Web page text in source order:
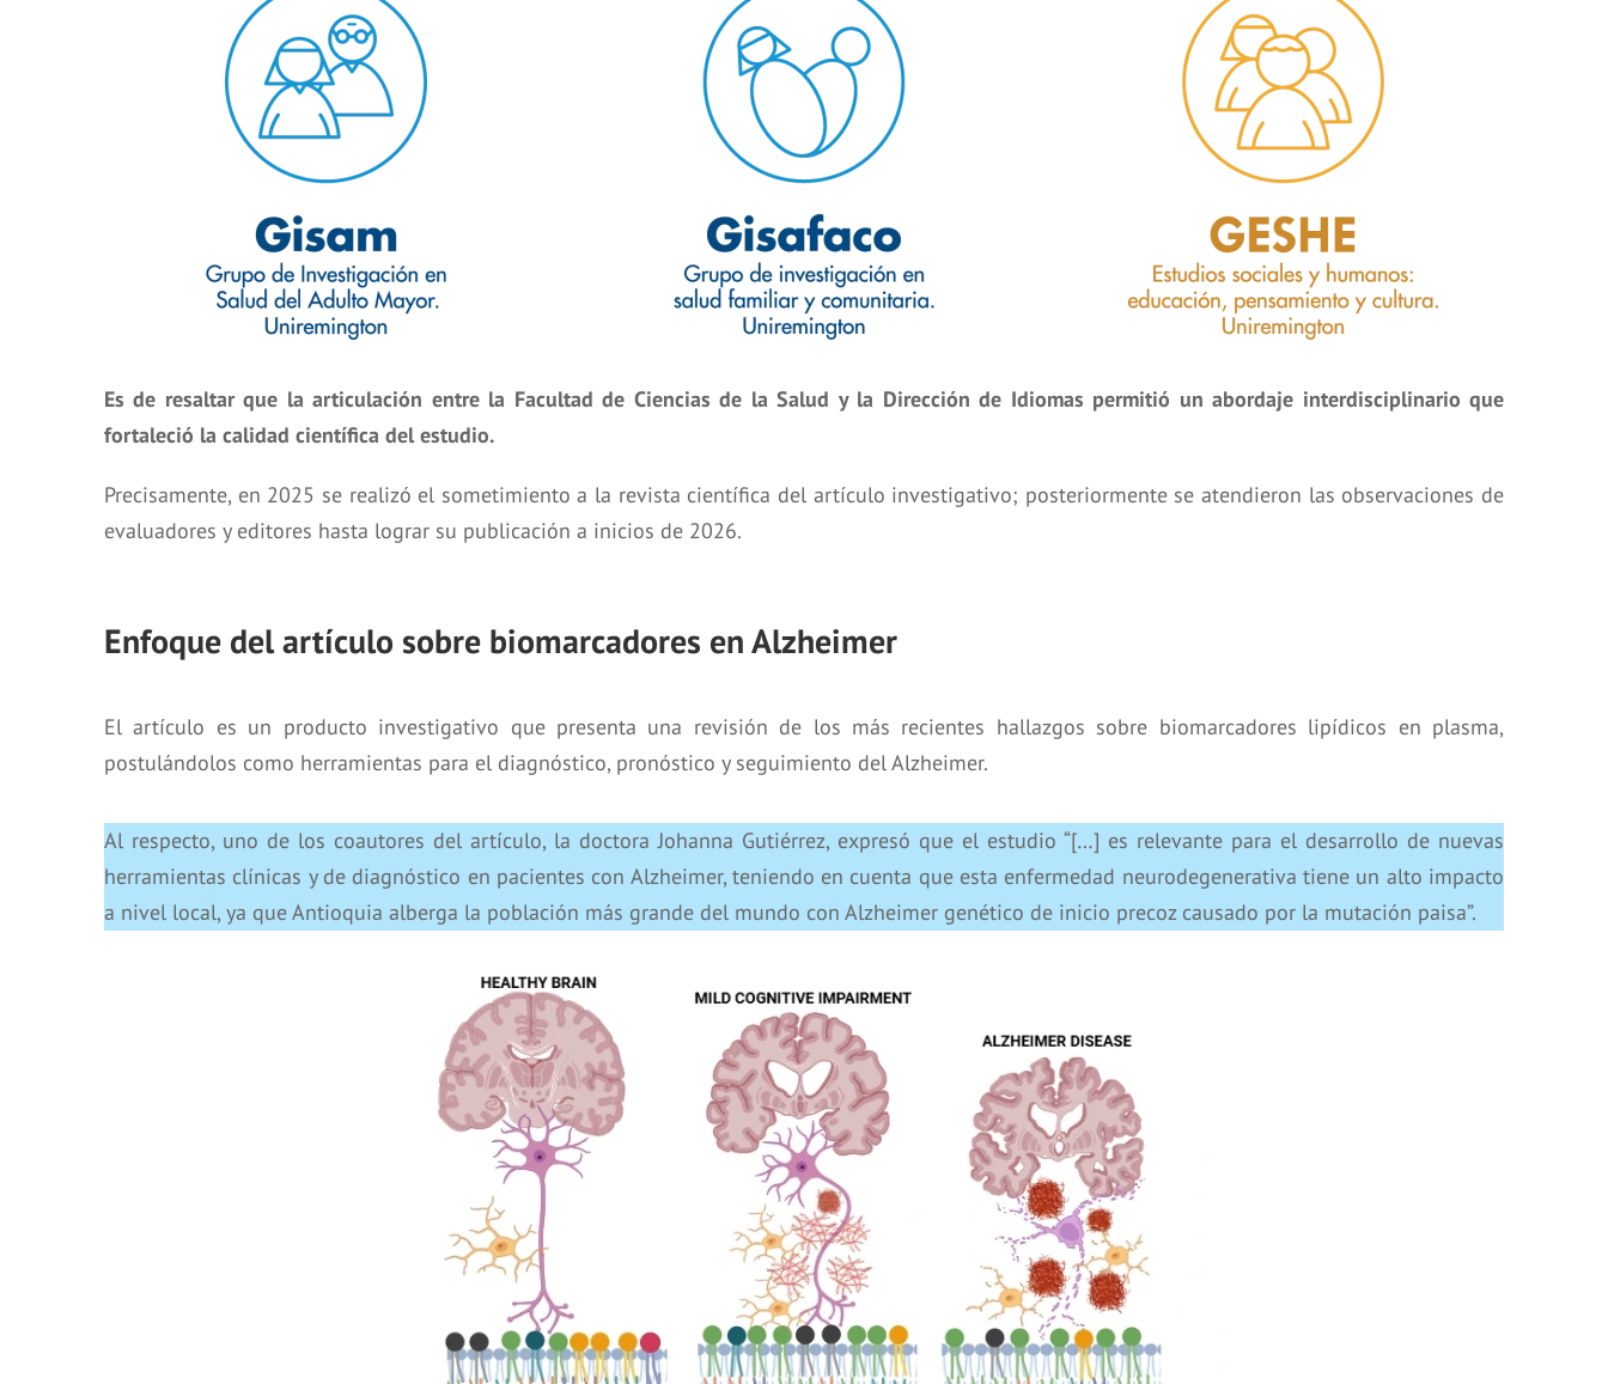
Es de resaltar que la articulación entre la Facultad de Ciencias de la Salud y la Dirección de Idiomas permitió un abordaje interdisciplinario que
fortaleció la calidad científica del estudio.
Precisamente, en 2025 se realizó el sometimiento a la revista científica del artículo investigativo; posteriormente se atendieron las observaciones de
evaluadores y editores hasta lograr su publicación a inicios de 2026.
Enfoque del artículo sobre biomarcadores en Alzheimer
El artículo es un producto investigativo que presenta una revisión de los más recientes hallazgos sobre biomarcadores lipídicos en plasma,
postulándolos como herramientas para el diagnóstico, pronóstico y seguimiento del Alzheimer.
Al respecto, uno de los coautores del artículo, la doctora Johanna Gutiérrez, expresó que el estudio “[…] es relevante para el desarrollo de nuevas
herramientas clínicas y de diagnóstico en pacientes con Alzheimer, teniendo en cuenta que esta enfermedad neurodegenerativa tiene un alto impacto
a nivel local, ya que Antioquia alberga la población más grande del mundo con Alzheimer genético de inicio precoz causado por la mutación paisa”.